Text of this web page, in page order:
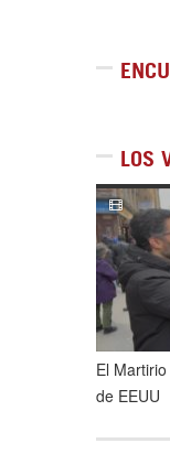
LOS
El
de EEUU